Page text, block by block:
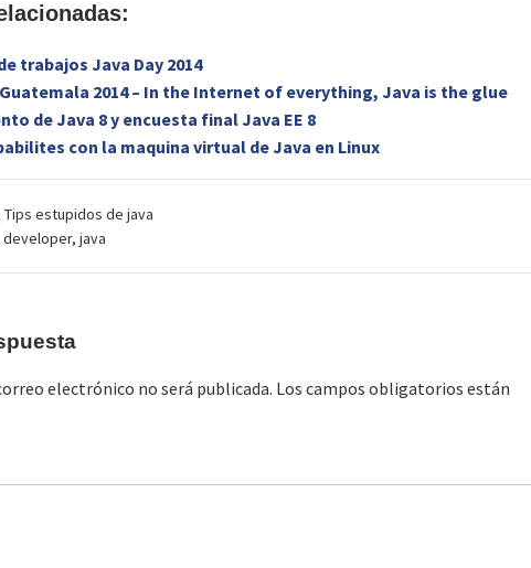
trabajos Java Day 2014
2014 – In the Internet of everything, Java is the glue
de Java 8 y encuesta final Java EE 8
con la maquina virtual de Java en Linux
Tips estupidos de java
developer, java
electrónico no será publicada. Los campos obligatorios están